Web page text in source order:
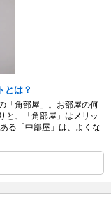
とは？
「角部屋」。お部屋の何
と、「角部屋」はメリッ
る「中部屋」は、よくな